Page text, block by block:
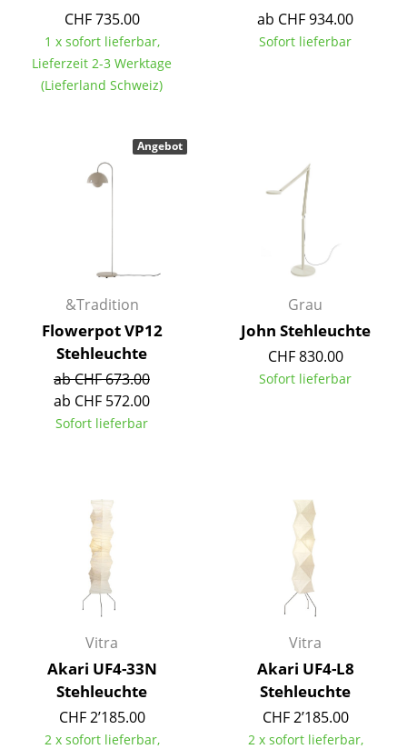
Vasen
Tabletts
Aufbewahrungsboxen
Decken
... alle Accessoires
Räume
Zuhause
Schlafzimmer
Kinderzimmer
Arbeitszimmer
Badezimmer
Stauraum
Balkon & Garten
CHF 735.00
1 x sofort lieferbar,
Lieferzeit 2-3 Werktage
(Lieferland Schweiz)
ab CHF 934.00
Sofort lieferbar
&Tradition
Flowerpot VP12
Stehleuchte
ab CHF 673.00
ab CHF 572.00
Sofort lieferbar
Angebot
Grau
John Stehleuchte
CHF 830.00
Sofort lieferbar
Vitra
Akari UF4-33N
Stehleuchte
CHF 2’185.00
2 x sofort lieferbar,
Vitra
Akari UF4-L8
Stehleuchte
CHF 2’185.00
2 x sofort lieferbar,